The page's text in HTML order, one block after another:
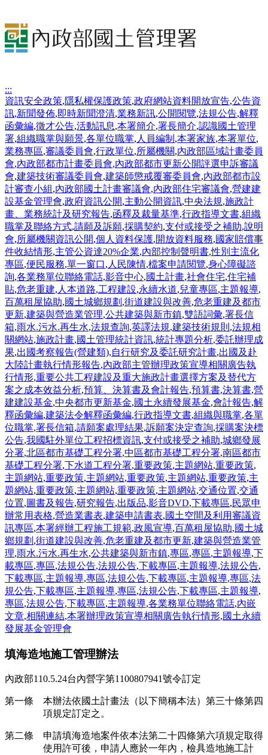
:::
資訊安全政策,隱私權保護政策,政府網站資料開放宣告,公告資
訊,新聞發佈,即時新聞澄清,業務新訊,公開閱覽,法規公告,解釋
函彙編,徵才公告,活動訊息,本署簡介,署長簡介,認識國土管理
署,組織職掌與願景,各單位職掌, 人員編制 ,本署家族,本署單位,
業務專區,審議委員會,行政單位,所屬機關,內政部區域計畫委員
會,內政部都市計畫委員會,內政部都市更新公開評選申訴審議
會,建築技術審議委員會,建築師懲戒覆審委員會,內政部都市設
計審查小組,內政部國土計畫審議會,內政部住宅審議會,營建建
設基金管理會,政府資訊公開,主動公開資訊,中央法規,施政計
畫、業務統計及研究報告,函釋及裁量基準,行政指導文書,組織
職掌及聯絡方式,請願及訴願,採購契約,支付或接受之補助,說明
會,所屬機關資訊公開,個人資料保護,開放資料服務,國家賠償事
件收結情形,主管公資達20%企業,內部控制聲明書,性別主流化
專區,便民服務,單一窗口, 人民陳情,檔案申請閱覽,身心障礙諮
詢,各業務單位聯絡電話,影音中心,國土計畫,社會住宅,住宅補
貼,危老重建, 人本道路,工程建設,永續水道,兒童專區,主題報導,
百萬租屋協助,國土城鄉規劃 ,街道建設與改善,危老重建及都市
更新,建築與營造業管理,公共建築與新市鎮,雙語詞彙,署長信
箱,雨水.污水.再生水,法規查詢,英譯法規,建築技術規則 ,法規相
關網站,施政計畫,國土管理統計資訊,統計專題分析,委託辦理成
果,出國考察報告(營建類),自行研究及委託研究計畫,出國及赴
大陸計畫執行情形報告,內政部主管辦理政策宣導相關廣告執
行情形,重要公共工程建設及重大施政計畫選擇方案及替代方
案之成本效益分析,預算、決算書及會計報告,預算書,決算書,營
建建設基金,中央都市更新基金,國土永續發展基金,會計報告,解
釋函彙編,建築法令解釋函彙編,行政指導文書,組織與職掌,各單
位職掌,署長信箱,請願案處理結果,訴願案決定查詢,採購案決標
公告,我國駐外單位工程招標資訊,支付或接受之補助,城鄉發展
分署,北區都市基礎工程分署,中區都市基礎工程分署,南區都市
基礎工程分署,下水道工程分署,重要政策,主題網站,重要政策,
主題網站,重要政策,主題網站,重要政策,主題網站,重要政策,主
題網站,重要政策,主題網站,重要政策,主題網站,交通位置,交通
位置,圖書及報告,研究報告,出版品,影音DVD,下載專區,民眾申
辦常用表格,營造業書表,建築申請書表,國土空間及利用審議資
訊專區,本署經辦工程施工規範,政風宣導,百萬租屋協助,國土城
鄉規劃 ,街道建設與改善,危老重建及都市更新,建築與營造業管
理,雨水.污水.再生水,公共建築與新市鎮,專區,專區,主題報導,下
載專區,專區,法規公告,法規公告,下載專區,主題報導,法規公告,
下載專區,主題報導,專區,法規公告,下載專區,主題報導,專區,法
規公告,下載專區,主題報導,專區,法規公告,下載專區,主題報導,
專區,法規公告,下載專區,主題報導,各業務單位聯絡電話,內嵌
文章,相關連結,本署辦理政策宣導相關廣告執行情形,國土永續
發展基金管理會
填海造地施工管理辦法
內政部110.5.24台內營字第1100807941號令訂定
第一條 本辦法依國土計畫法（以下簡稱本法）第三十條第四
項規定訂定之。
第二條 申請填海造地案件依本法第二十四條第六項規定取得
使用許可後，申請人應於一年內，檢具造地施工計